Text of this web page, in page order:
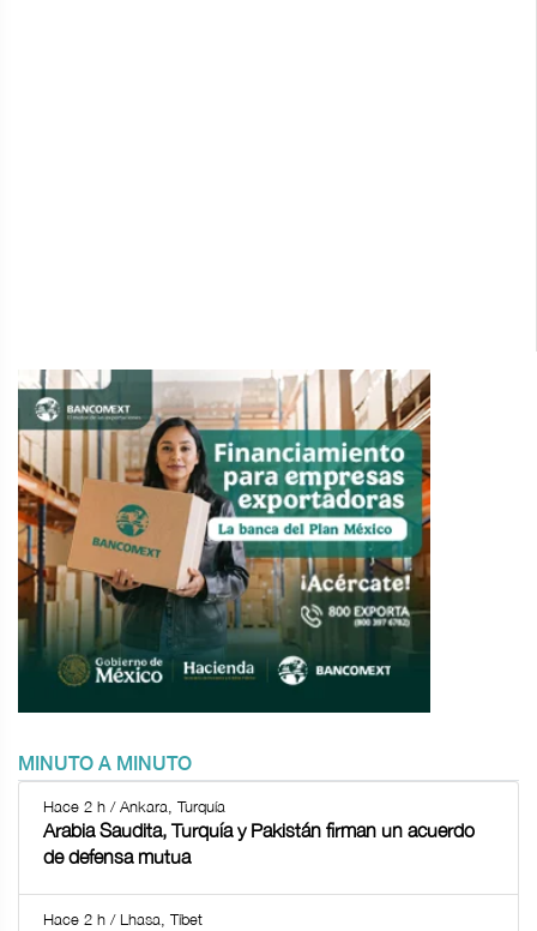
MINUTO A MINUTO
Hace 2 h / Ankara, Turquía
Arabia Saudita, Turquía y Pakistán firman un acuerdo
de defensa mutua
Hace 2 h / Lhasa, Tíbet